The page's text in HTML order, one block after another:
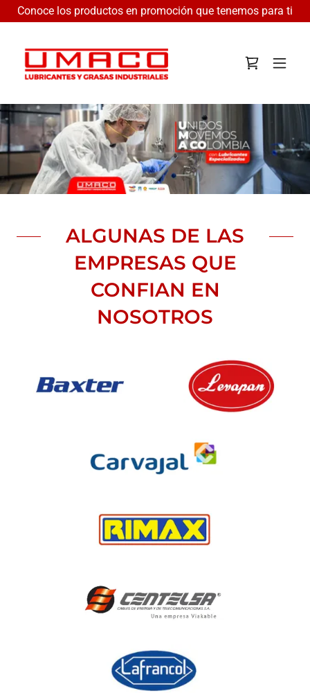
Conoce los productos en promoción que tenemos para ti
ALGUNAS DE LAS
EMPRESAS QUE
CONFIAN EN
NOSOTROS